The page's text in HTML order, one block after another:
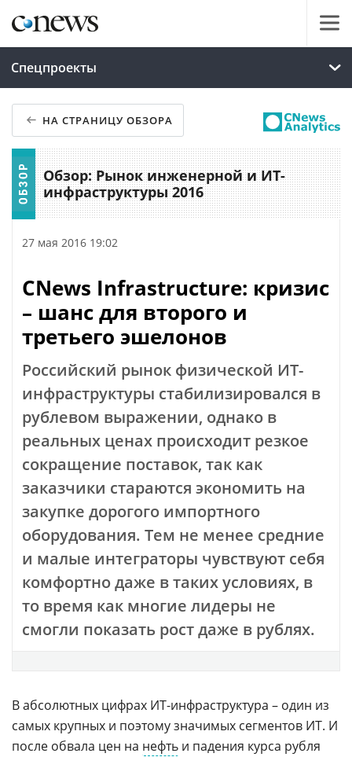
Спецпроекты
НА СТРАНИЦУ ОБЗОРА
Обзор: Рынок инженерной и ИТ-
инфраструктуры 2016
27 мая 2016 19:02
CNews Infrastructure: кризис
– шанс для второго и
третьего эшелонов
Российский рынок физической ИТ-
инфраструктуры стабилизировался в
рублевом выражении, однако в
реальных ценах происходит резкое
сокращение поставок, так как
заказчики стараются экономить на
закупке дорогого импортного
оборудования. Тем не менее средние
и малые интеграторы чувствуют себя
комфортно даже в таких условиях, в
то время как многие лидеры не
смогли показать рост даже в рублях.
В абсолютных цифрах ИТ-инфраструктура – один из
самых крупных и поэтому значимых сегментов ИТ. И
после обвала цен на нефть и падения курса рубля